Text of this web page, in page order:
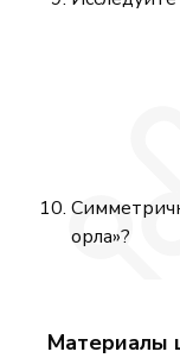
орла»?
Материалы